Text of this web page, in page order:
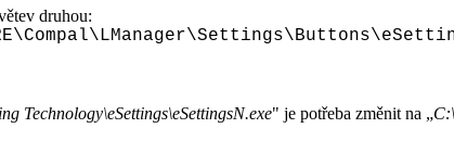
druhou:
Technology\eSettings\eSettingsN.exe" je potřeba změnit na „